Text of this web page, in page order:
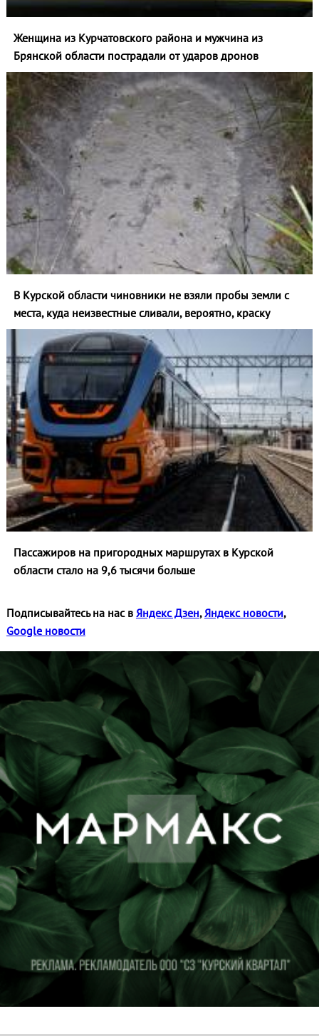
Женщина из Курчатовского района и мужчина из
Брянской области пострадали от ударов дронов
В Курской области чиновники не взяли пробы земли с
места, куда неизвестные сливали, вероятно, краску
Пассажиров на пригородных маршрутах в Курской
области стало на 9,6 тысячи больше
Подписывайтесь на нас в Яндекс Дзен, Яндекс новости,
Google новости